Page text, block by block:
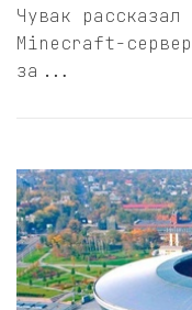
Чувак
Minecraft-
за...